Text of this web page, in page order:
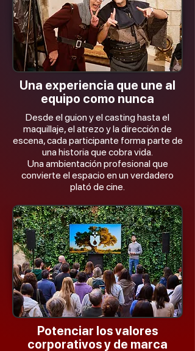
Una experiencia que une al
equipo como nunca
Desde el guion y el casting hasta el
maquillaje, el atrezo y la dirección de
escena, cada participante forma parte de
una historia que cobra vida.
Una ambientación profesional que
convierte el espacio en un verdadero
plató de cine.
Potenciar los valores
corporativos y de marca